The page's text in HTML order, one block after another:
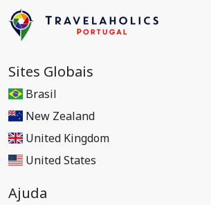
Sites Globais
Brasil
New Zealand
United Kingdom
United States
Ajuda